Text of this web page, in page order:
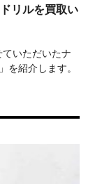
リルを買取い
いただいたナ
を紹介します。